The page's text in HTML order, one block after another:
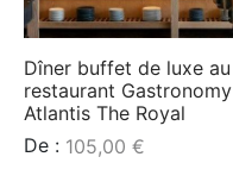
Dîner buffet de luxe au
restaurant Gastronomy
Atlantis The Royal
De : 105,00 €